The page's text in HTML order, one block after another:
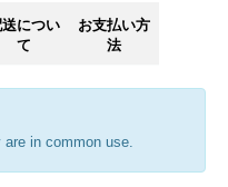
につい
て
お支払い方
法
in common use.